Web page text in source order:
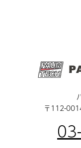
〒112-